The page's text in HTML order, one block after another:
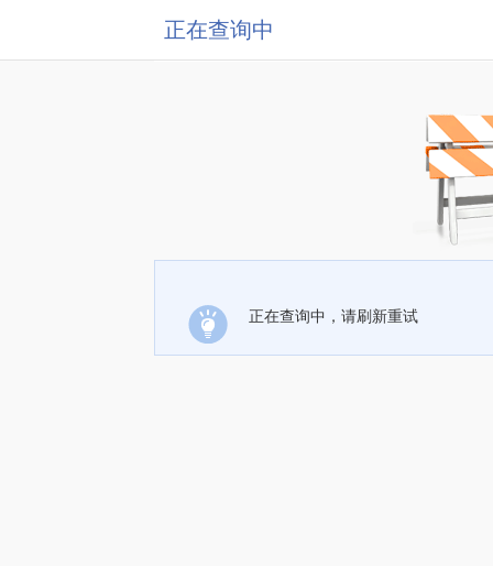
正在查询中
正在查询中，请刷新重试